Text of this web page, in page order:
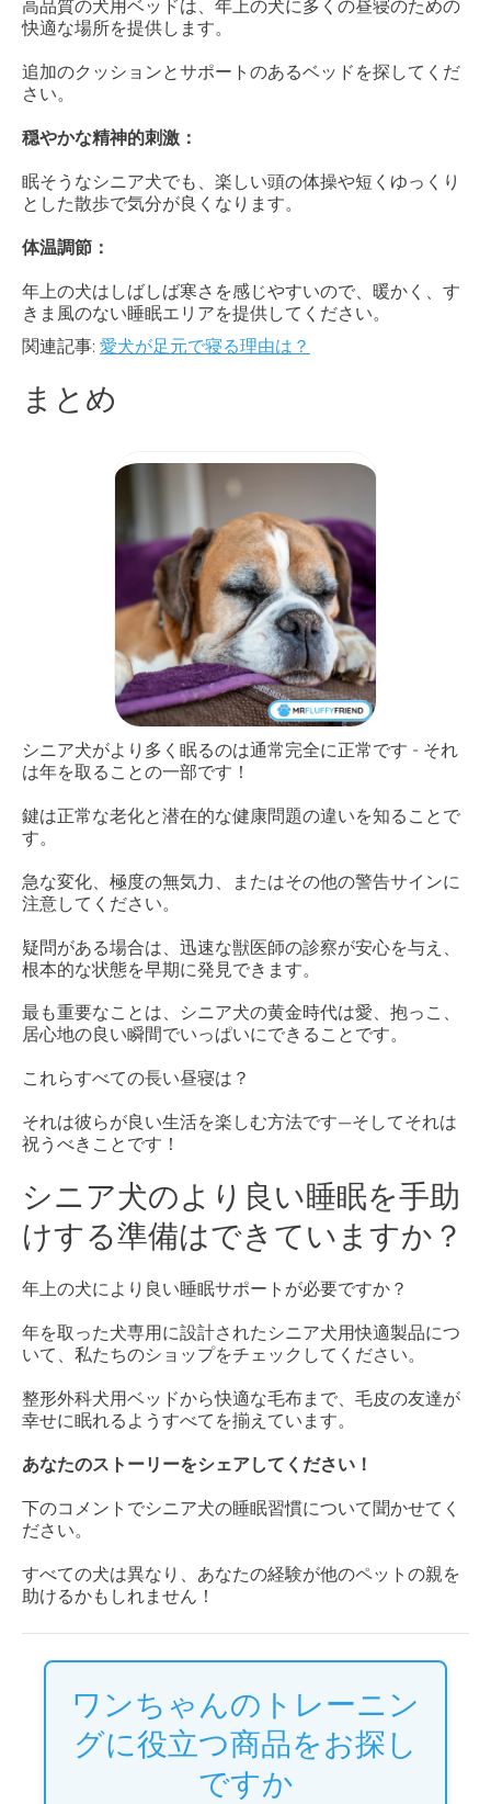
高品質の犬用ベッドは、年上の犬に多くの昼寝のための
快適な場所を提供します。
追加のクッションとサポートのあるベッドを探してくだ
さい。
穏やかな精神的刺激：
眠そうなシニア犬でも、楽しい頭の体操や短くゆっくり
とした散歩で気分が良くなります。
体温調節：
年上の犬はしばしば寒さを感じやすいので、暖かく、す
きま風のない睡眠エリアを提供してください。
関連記事: 愛犬が足元で寝る理由は？
まとめ
シニア犬がより多く眠るのは通常完全に正常です - それ
は年を取ることの一部です！
鍵は正常な老化と潜在的な健康問題の違いを知ることで
す。
急な変化、極度の無気力、またはその他の警告サインに
注意してください。
疑問がある場合は、迅速な獣医師の診察が安心を与え、
根本的な状態を早期に発見できます。
最も重要なことは、シニア犬の黄金時代は愛、抱っこ、
居心地の良い瞬間でいっぱいにできることです。
これらすべての長い昼寝は？
それは彼らが良い生活を楽しむ方法です—そしてそれは
祝うべきことです！
シニア犬のより良い睡眠を手助
けする準備はできていますか？
年上の犬により良い睡眠サポートが必要ですか？
年を取った犬専用に設計されたシニア犬用快適製品につ
いて、私たちのショップをチェックしてください。
整形外科犬用ベッドから快適な毛布まで、毛皮の友達が
幸せに眠れるようすべてを揃えています。
あなたのストーリーをシェアしてください！
下のコメントでシニア犬の睡眠習慣について聞かせてく
ださい。
すべての犬は異なり、あなたの経験が他のペットの親を
助けるかもしれません！
ワンちゃんのトレーニン
グに役立つ商品をお探し
ですか